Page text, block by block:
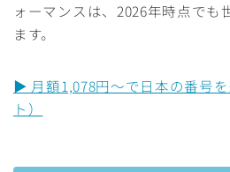
ォーマンスは、2026年時点でも
ます。
▶ 月額1,078円〜で日本の番号
ト）